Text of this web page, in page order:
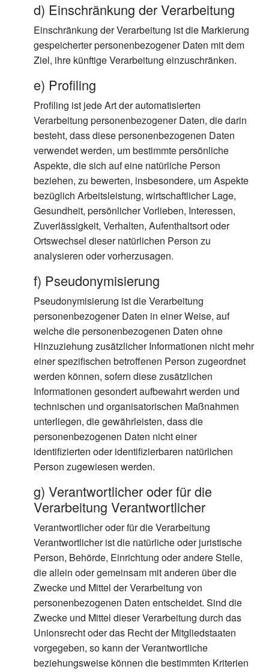
d) Einschränkung der Verarbeitung
Einschränkung der Verarbeitung ist die Markierung
gespeicherter personenbezogener Daten mit dem
Ziel, ihre künftige Verarbeitung einzuschränken.
e) Profiling
Profiling ist jede Art der automatisierten
Verarbeitung personenbezogener Daten, die darin
besteht, dass diese personenbezogenen Daten
verwendet werden, um bestimmte persönliche
Aspekte, die sich auf eine natürliche Person
beziehen, zu bewerten, insbesondere, um Aspekte
bezüglich Arbeitsleistung, wirtschaftlicher Lage,
Gesundheit, persönlicher Vorlieben, Interessen,
Zuverlässigkeit, Verhalten, Aufenthaltsort oder
Ortswechsel dieser natürlichen Person zu
analysieren oder vorherzusagen.
f) Pseudonymisierung
Pseudonymisierung ist die Verarbeitung
personenbezogener Daten in einer Weise, auf
welche die personenbezogenen Daten ohne
Hinzuziehung zusätzlicher Informationen nicht mehr
einer spezifischen betroffenen Person zugeordnet
werden können, sofern diese zusätzlichen
Informationen gesondert aufbewahrt werden und
technischen und organisatorischen Maßnahmen
unterliegen, die gewährleisten, dass die
personenbezogenen Daten nicht einer
identifizierten oder identifizierbaren natürlichen
Person zugewiesen werden.
g) Verantwortlicher oder für die
Verarbeitung Verantwortlicher
Verantwortlicher oder für die Verarbeitung
Verantwortlicher ist die natürliche oder juristische
Person, Behörde, Einrichtung oder andere Stelle,
die allein oder gemeinsam mit anderen über die
Zwecke und Mittel der Verarbeitung von
personenbezogenen Daten entscheidet. Sind die
Zwecke und Mittel dieser Verarbeitung durch das
Unionsrecht oder das Recht der Mitgliedstaaten
vorgegeben, so kann der Verantwortliche
beziehungsweise können die bestimmten Kriterien